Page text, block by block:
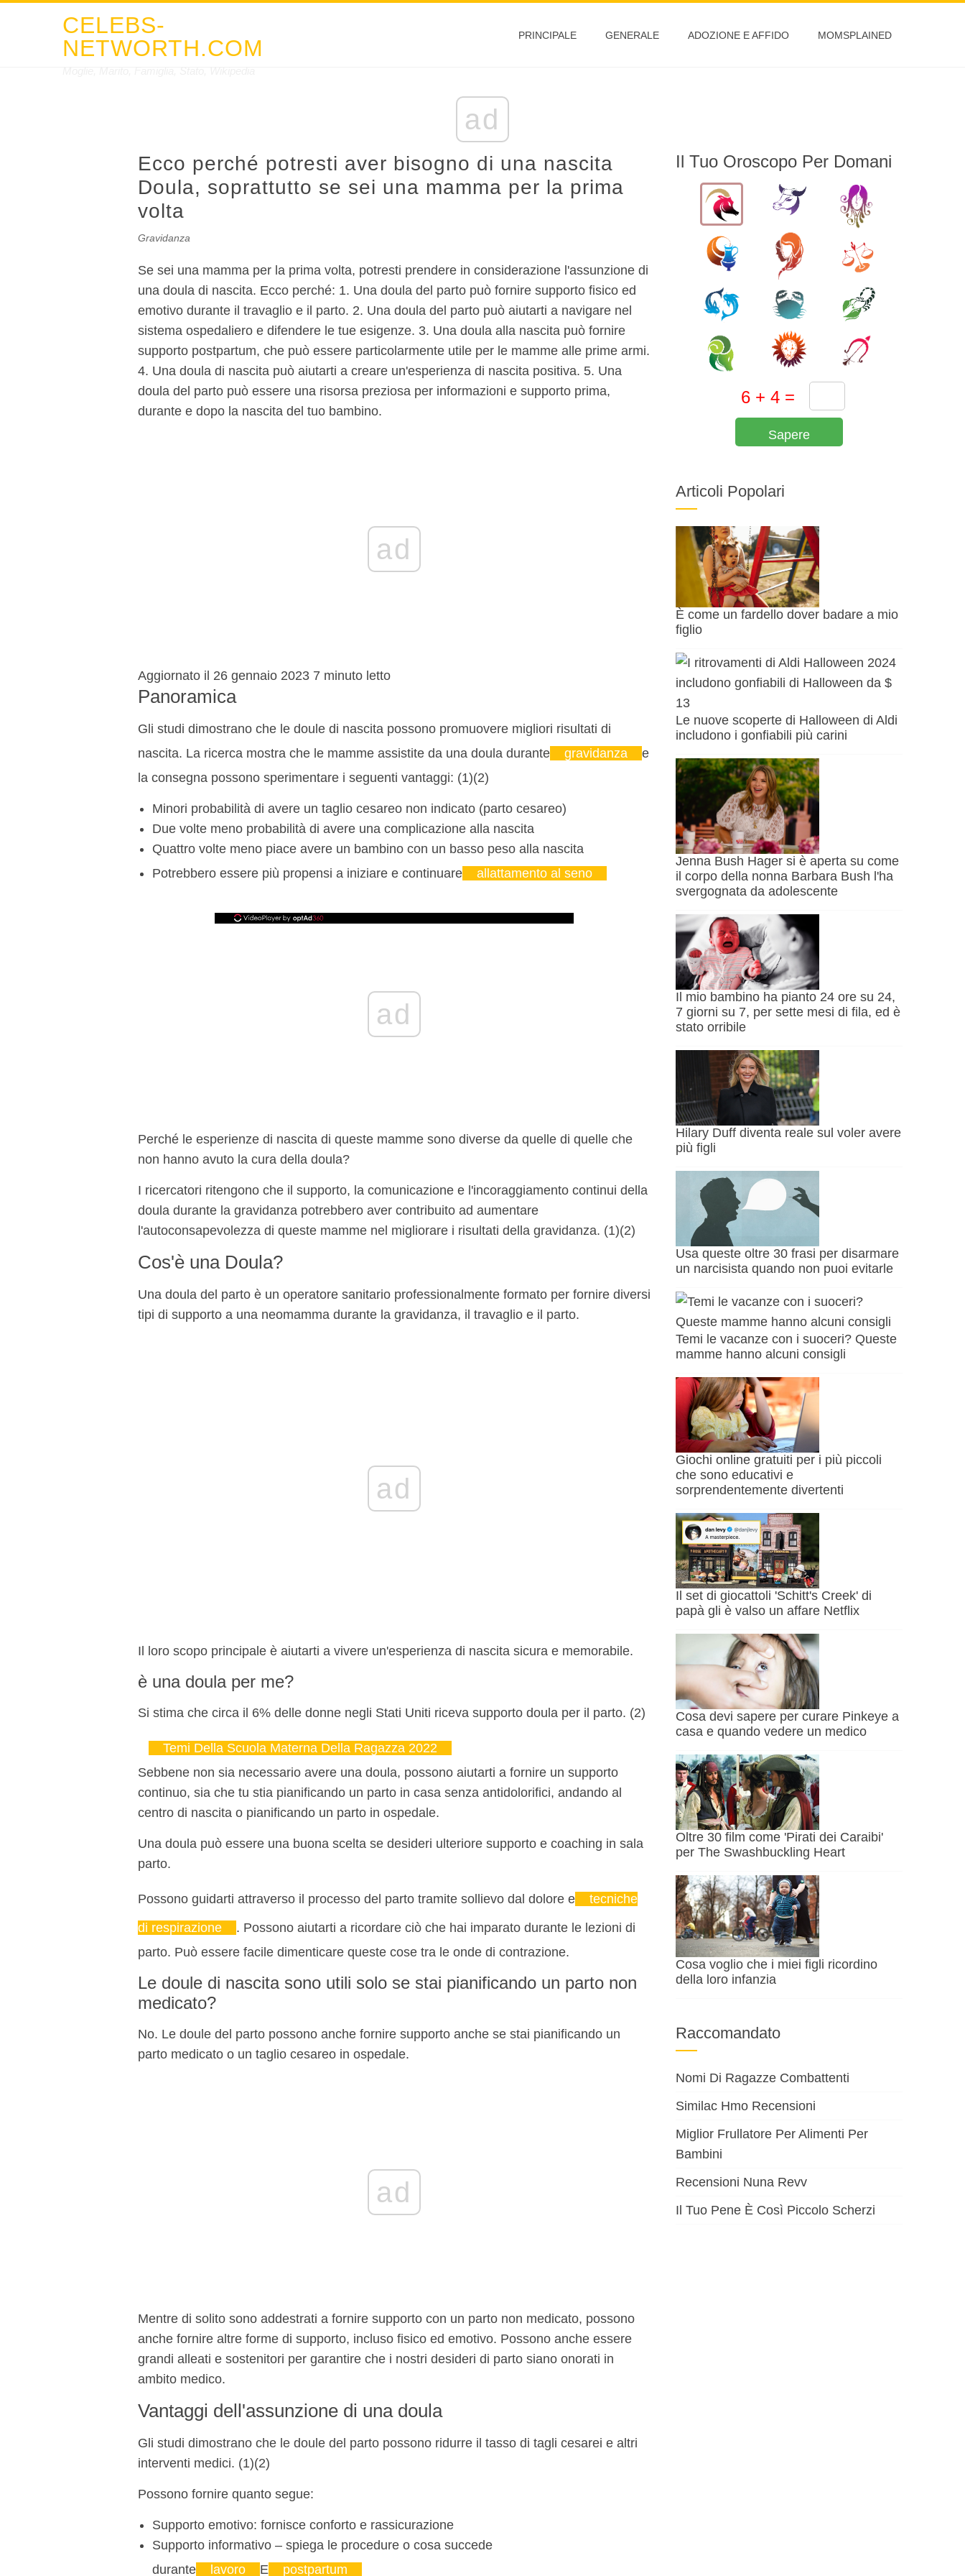
CELEBS-
NETWORTH.COM
PRINCIPALE GENERALE ADOZIONE E AFFIDO MOMSPLAINED
ad
Ecco perché potresti aver bisogno di una nascita
Doula, soprattutto se sei una mamma per la prima
volta
Gravidanza
Se sei una mamma per la prima volta, potresti prendere in considerazione l'assunzione di
una doula di nascita. Ecco perché: 1. Una doula del parto può fornire supporto fisico ed
emotivo durante il travaglio e il parto. 2. Una doula del parto può aiutarti a navigare nel
sistema ospedaliero e difendere le tue esigenze. 3. Una doula alla nascita può fornire
supporto postpartum, che può essere particolarmente utile per le mamme alle prime armi.
4. Una doula di nascita può aiutarti a creare un'esperienza di nascita positiva. 5. Una
doula del parto può essere una risorsa preziosa per informazioni e supporto prima,
durante e dopo la nascita del tuo bambino.
ad
Aggiornato il 26 gennaio 2023 7 minuto letto
Panoramica
Gli studi dimostrano che le doule di nascita possono promuovere migliori risultati di
nascita. La ricerca mostra che le mamme assistite da una doula durante
gravidanza
e
la consegna possono sperimentare i seguenti vantaggi: (1)(2)
Minori probabilità di avere un taglio cesareo non indicato (parto cesareo)
Due volte meno probabilità di avere una complicazione alla nascita
Quattro volte meno piace avere un bambino con un basso peso alla nascita
Potrebbero essere più propensi a iniziare e continuare
allattamento al seno
ad
Perché le esperienze di nascita di queste mamme sono diverse da quelle di quelle che
non hanno avuto la cura della doula?
I ricercatori ritengono che il supporto, la comunicazione e l'incoraggiamento continui della
doula durante la gravidanza potrebbero aver contribuito ad aumentare
l'autoconsapevolezza di queste mamme nel migliorare i risultati della gravidanza. (1)(2)
Cos'è una Doula?
Una doula del parto è un operatore sanitario professionalmente formato per fornire diversi
tipi di supporto a una neomamma durante la gravidanza, il travaglio e il parto.
ad
Il loro scopo principale è aiutarti a vivere un'esperienza di nascita sicura e memorabile.
è una doula per me?
Si stima che circa il 6% delle donne negli Stati Uniti riceva supporto doula per il parto. (2)
Temi Della Scuola Materna Della Ragazza 2022
Sebbene non sia necessario avere una doula, possono aiutarti a fornire un supporto
continuo, sia che tu stia pianificando un parto in casa senza antidolorifici, andando al
centro di nascita o pianificando un parto in ospedale.
Una doula può essere una buona scelta se desideri ulteriore supporto e coaching in sala
parto.
Possono guidarti attraverso il processo del parto tramite sollievo dal dolore e
tecniche
di respirazione
. Possono aiutarti a ricordare ciò che hai imparato durante le lezioni di
parto. Può essere facile dimenticare queste cose tra le onde di contrazione.
Le doule di nascita sono utili solo se stai pianificando un parto non
medicato?
No. Le doule del parto possono anche fornire supporto anche se stai pianificando un
parto medicato o un taglio cesareo in ospedale.
ad
Mentre di solito sono addestrati a fornire supporto con un parto non medicato, possono
anche fornire altre forme di supporto, incluso fisico ed emotivo. Possono anche essere
grandi alleati e sostenitori per garantire che i nostri desideri di parto siano onorati in
ambito medico.
Vantaggi dell'assunzione di una doula
Gli studi dimostrano che le doule del parto possono ridurre il tasso di tagli cesarei e altri
interventi medici. (1)(2)
Possono fornire quanto segue:
Supporto emotivo: fornisce conforto e rassicurazione
Supporto informativo – spiega le procedure o cosa succede
durante
lavoro E postpartum
Il Tuo Oroscopo Per Domani
Sapere
Articoli Popolari
È come un fardello dover badare a mio
figlio
Le nuove scoperte di Halloween di Aldi
includono i gonfiabili più carini
Jenna Bush Hager si è aperta su come
il corpo della nonna Barbara Bush l'ha
svergognata da adolescente
Il mio bambino ha pianto 24 ore su 24,
7 giorni su 7, per sette mesi di fila, ed è
stato orribile
Hilary Duff diventa reale sul voler avere
più figli
Usa queste oltre 30 frasi per disarmare
un narcisista quando non puoi evitarle
Temi le vacanze con i suoceri? Queste
mamme hanno alcuni consigli
Giochi online gratuiti per i più piccoli
che sono educativi e
sorprendentemente divertenti
Il set di giocattoli 'Schitt's Creek' di
papà gli è valso un affare Netflix
Cosa devi sapere per curare Pinkeye a
casa e quando vedere un medico
Oltre 30 film come 'Pirati dei Caraibi'
per The Swashbuckling Heart
Cosa voglio che i miei figli ricordino
della loro infanzia
Raccomandato
Nomi Di Ragazze Combattenti
Similac Hmo Recensioni
Miglior Frullatore Per Alimenti Per
Bambini
Recensioni Nuna Revv
Il Tuo Pene È Così Piccolo Scherzi